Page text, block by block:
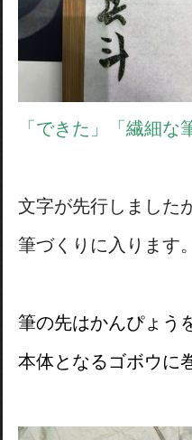
「できた」「繊細な
文字が先行しました
筆づくりに入ります。
筆の先はかんぴょう
本体となるゴボウに